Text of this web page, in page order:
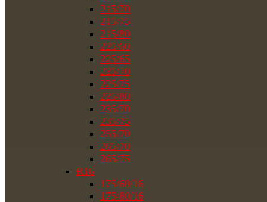
215/70
215/75
215/80
225/60
225/65
225/70
225/75
225/80
235/70
235/75
255/70
265/70
265/75
R16
175/60/16
175/80/16